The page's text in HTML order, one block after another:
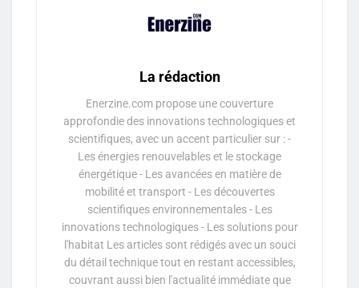
La rédaction
Enerzine.com propose une couverture
approfondie des innovations technologiques et
scientifiques, avec un accent particulier sur : -
Les énergies renouvelables et le stockage
énergétique - Les avancées en matière de
mobilité et transport - Les découvertes
scientifiques environnementales - Les
innovations technologiques - Les solutions pour
l'habitat Les articles sont rédigés avec un souci
du détail technique tout en restant accessibles,
couvrant aussi bien l'actualité immédiate que